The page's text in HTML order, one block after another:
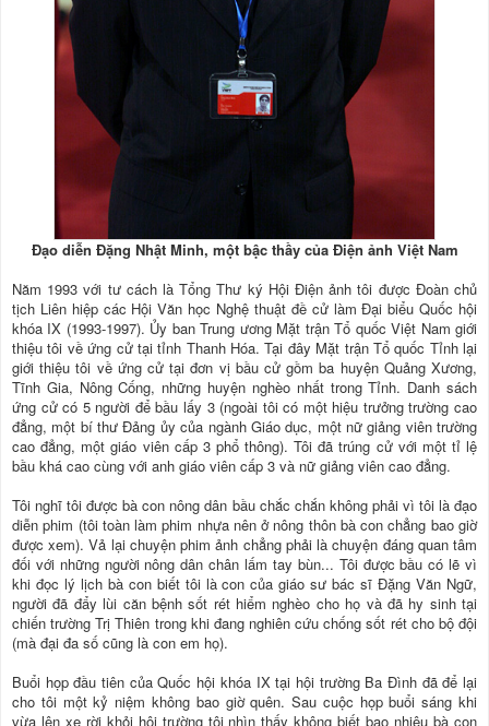
Đạo diễn Đặng Nhật Minh, một bậc thầy của Điện ảnh Việt Nam
Năm 1993 với tư cách là Tổng Thư ký Hội Điện ảnh tôi được Đoàn chủ
tịch Liên hiệp các Hội Văn học Nghệ thuật đề cử làm Đại biểu Quốc hội
khóa IX (1993-1997). Ủy ban Trung ương Mặt trận Tổ quốc Việt Nam giới
thiệu tôi về ứng cử tại tỉnh Thanh Hóa. Tại đây Mặt trận Tổ quốc Tỉnh lại
giới thiệu tôi về ứng cử tại đơn vị bầu cử gồm ba huyện Quảng Xương,
Tĩnh Gia, Nông Cống, những huyện nghèo nhất trong Tỉnh. Danh sách
ứng cử có 5 người để bầu lấy 3 (ngoài tôi có một hiệu trưởng trường cao
đẳng, một bí thư Đảng ủy của ngành Giáo dục, một nữ giảng viên trường
cao đẳng, một giáo viên cấp 3 phổ thông). Tôi đã trúng cử với một tỉ lệ
bầu khá cao cùng với anh giáo viên cấp 3 và nữ giảng viên cao đẳng.
Tôi nghĩ tôi được bà con nông dân bầu chắc chắn không phải vì tôi là đạo
diễn phim (tôi toàn làm phim nhựa nên ở nông thôn bà con chẳng bao giờ
được xem). Vả lại chuyện phim ảnh chẳng phải là chuyện đáng quan tâm
đối với những người nông dân chân lấm tay bùn... Tôi được bầu có lẽ vì
khi đọc lý lịch bà con biết tôi là con của giáo sư bác sĩ Đặng Văn Ngữ,
người đã đẩy lùi căn bệnh sốt rét hiểm nghèo cho họ và đã hy sinh tại
chiến trường Trị Thiên trong khi đang nghiên cứu chống sốt rét cho bộ đội
(mà đại đa số cũng là con em họ).
Buổi họp đầu tiên của Quốc hội khóa IX tại hội trường Ba Đình đã để lại
cho tôi một kỷ niệm không bao giờ quên. Sau cuộc họp buổi sáng khi
vừa lên xe rời khỏi hội trường tôi nhìn thấy không biết bao nhiêu bà con